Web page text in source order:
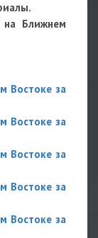
на Ближнем
Востоке за
Востоке за
Востоке за
Востоке за
Востоке за